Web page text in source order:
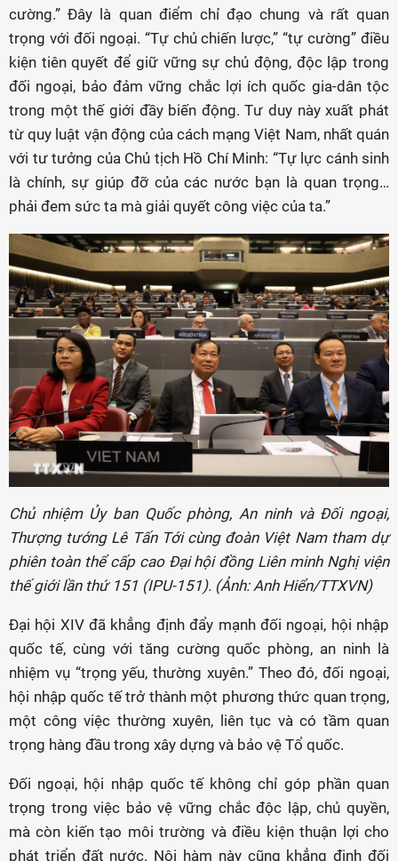
cường.” Đây là quan điểm chỉ đạo chung và rất quan
trọng với đối ngoại. “Tự chủ chiến lược,” “tự cường” điều
kiện tiên quyết để giữ vững sự chủ động, độc lập trong
đối ngoại, bảo đảm vững chắc lợi ích quốc gia-dân tộc
trong một thế giới đầy biến động. Tư duy này xuất phát
từ quy luật vận động của cách mạng Việt Nam, nhất quán
với tư tưởng của Chủ tịch Hồ Chí Minh: “Tự lực cánh sinh
là chính, sự giúp đỡ của các nước bạn là quan trọng…
phải đem sức ta mà giải quyết công việc của ta.”
Chủ nhiệm Ủy ban Quốc phòng, An ninh và Đối ngoại,
Thượng tướng Lê Tấn Tới cùng đoàn Việt Nam tham dự
phiên toàn thể cấp cao Đại hội đồng Liên minh Nghị viện
thế giới lần thứ 151 (IPU-151). (Ảnh: Anh Hiển/TTXVN)
Đại hội XIV đã khẳng định đẩy mạnh đối ngoại, hội nhập
quốc tế, cùng với tăng cường quốc phòng, an ninh là
nhiệm vụ “trọng yếu, thường xuyên.” Theo đó, đối ngoại,
hội nhập quốc tế trở thành một phương thức quan trọng,
một công việc thường xuyên, liên tục và có tầm quan
trọng hàng đầu trong xây dựng và bảo vệ Tổ quốc.
Đối ngoại, hội nhập quốc tế không chỉ góp phần quan
trọng trong việc bảo vệ vững chắc độc lập, chủ quyền,
mà còn kiến tạo môi trường và điều kiện thuận lợi cho
phát triển đất nước. Nội hàm này cũng khẳng định đối